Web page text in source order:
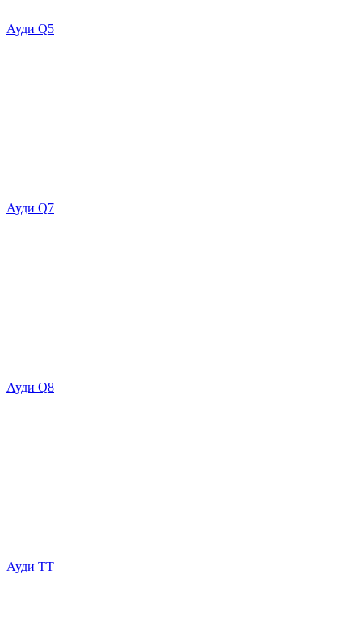
Ауди Q5
Ауди Q7
Ауди Q8
Ауди ТТ